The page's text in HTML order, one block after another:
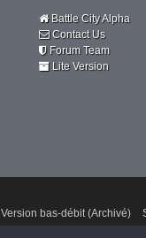
Battle City Alpha
Contact Us
Forum Team
Lite Version
Version bas-débit (Archivé)